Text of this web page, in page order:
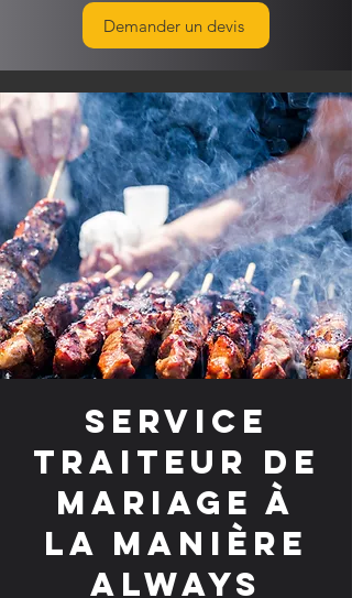
Demander un devis
Service
traiteur de
mariage à
la manière
Always